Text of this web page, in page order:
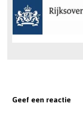
Geef een reactie